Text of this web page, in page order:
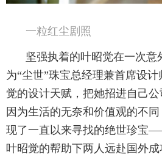
一粒红尘剧照
坚强执着的叶昭觉在一次意
为“尘世”珠宝总经理兼首席设
觉的设计天赋，把她招进自己
因为生活的无奈和价值观的不
现了一直以来寻找的绝世珍宝
叶昭觉的帮助下两人远赴国外